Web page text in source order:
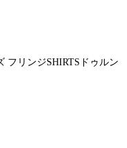
フリンジSHIRTSドゥルン